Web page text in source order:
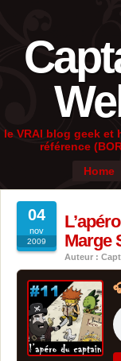
le VRAI blog geek et
référence
Home
04
nov
2009
Marge
Auteur :